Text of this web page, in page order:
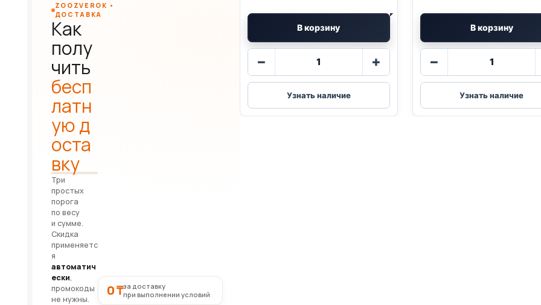
В корзину
−
товара
Blitz
Holistic
ИНДЕЙКА)
+
Узнать наличие
В корзину
−
товара
AlphaPet
влаж.
АНЧОУС,
Узнать наличие
ZOOZVEROK •
ДОСТАВКА
Как
полу
чить
бесп
латн
ую д
оста
вку
Три
простых
порога
по весу
и сумме.
Скидка
применяетс
я
автоматич
ески,
промокоды
не нужны.
0 ₸за доставку
при выполнении условий